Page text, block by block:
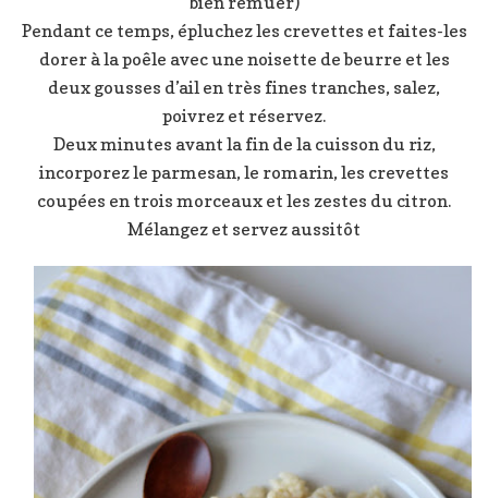
Pendant ce temps, épluchez les crevettes et faites-les
dorer à la poêle avec une noisette de beurre et les
deux gousses d’ail en très fines tranches, salez,
poivrez et réservez.
Deux minutes avant la fin de la cuisson du riz,
incorporez le parmesan, le romarin, les crevettes
coupées en trois morceaux et les zestes du citron.
Mélangez et servez aussitôt